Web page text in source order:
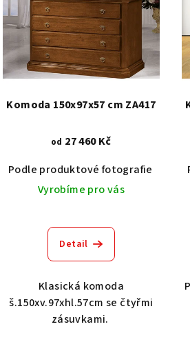
í
p
r
o
u
p
i
s
p
d
Komoda 150x97x57 cm ZA417
od 27 460 Kč
Podle produktové fotografie
Vyrobíme pro vás
Detail
Klasická komoda
š.150xv.97xhl.57cm se čtyřmi
zásuvkami.